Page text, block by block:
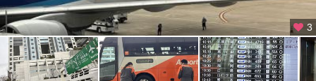
3